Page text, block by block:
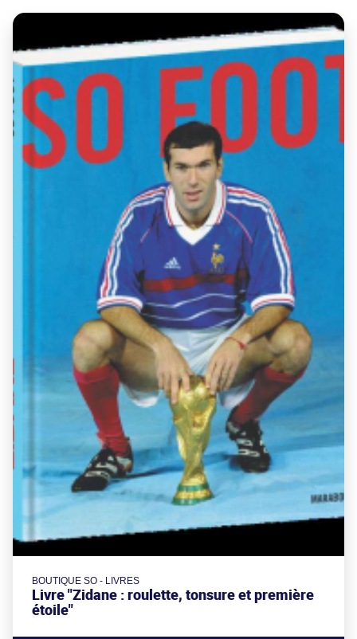
BOUTIQUE SO - LIVRES
Livre "Zidane : roulette, tonsure et première
étoile"